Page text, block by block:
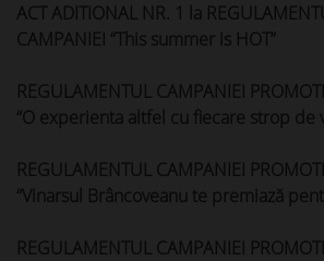
ACT ADITIONAL NR. 1 la
CAMPANIEI “This summer is HOT”
REGULAMENTUL CAMPANIEI
“O experienta altfel cu fiecare strop de
REGULAMENTUL CAMPANIEI
“Vinarsul Brâncoveanu te premiază
REGULAMENTUL CAMPANIEI